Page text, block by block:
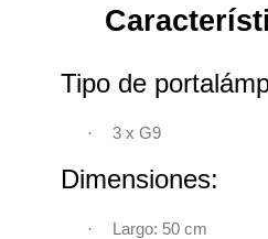
Tipo de
· 3 x
· Largo: